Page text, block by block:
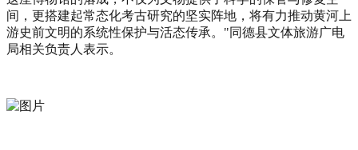
间，更搭建起常态化考古研究的坚实阵地，将有力推动黄河上
游史前文明的系统性保护与活态传承。"同德县文体旅游广电
局相关负责人表示。